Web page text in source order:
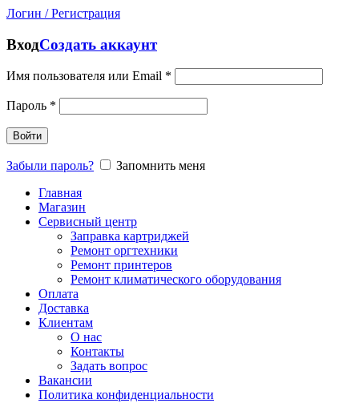
Логин / Регистрация
ВходСоздать аккаунт
Имя пользователя или Email *
Пароль *
Войти
Забыли пароль?
Запомнить меня
Главная
Магазин
Сервисный центр
Заправка картриджей
Ремонт оргтехники
Ремонт принтеров
Ремонт климатического оборудования
Оплата
Доставка
Клиентам
О нас
Контакты
Задать вопрос
Вакансии
Политика конфиденциальности